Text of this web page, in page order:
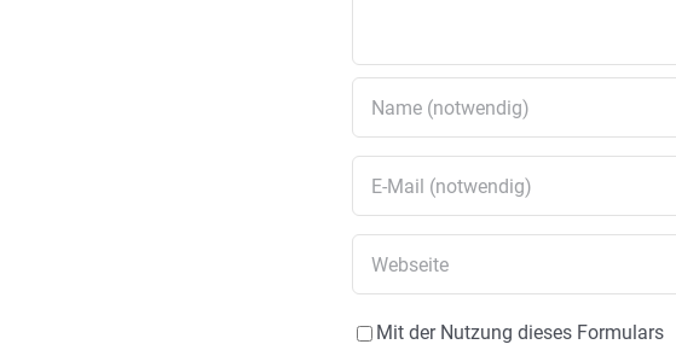
Mit der Nutzung dieses Formulars